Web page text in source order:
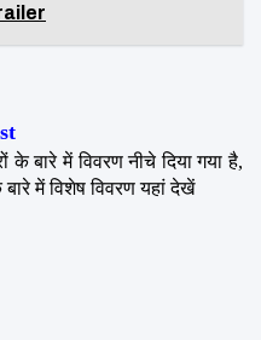
बारे में विवरण नीचे दिया गया है,
में विशेष विवरण यहां देखें